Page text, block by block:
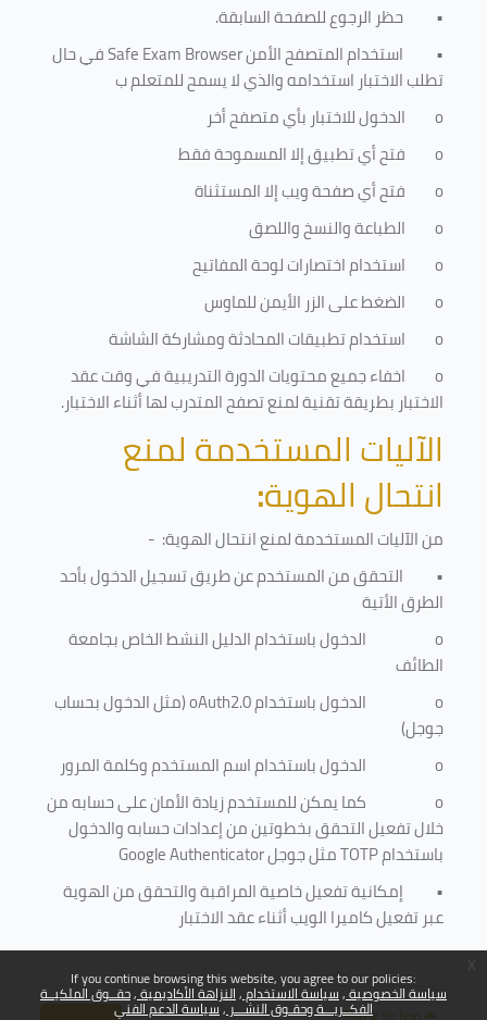
If you continue browsing this website, you agree to our policies:
سياسة الخصوصية سياسة الاستخدام النزاهة الأكاديمية حقــوق الملكيــة
الفكــريـــة وحقـوق النشـــر سياسة الدعم الفني
• حظر الرجوع للصفحة السابقة.
• استخدام المتصفح الأمنSafe Exam Browserفي حال
تطلب الاختبار استخدامه والذي لا يسمح للمتعلم ب
o
الدخول للاختبار بأي متصفح أخر
o
فتح أي تطبيق إلا المسموحة فقط
o
فتح أي صفحة ويب إلا المستثناة
o
الطباعة والنسخ واللصق
o
استخدام اختصارات لوحة المفاتيح
o
الضغط على الزر الأيمن للماوس
o
استخدام تطبيقات المحادثة ومشاركة الشاشة
o
اخفاء جميع محتويات الدورة التدريبية في وقت عقد
الاختبار بطريقة تقنية لمنع تصفح المتدرب لها أثناء الاختبار.
الآليات المستخدمة لمنع
انتحال الهوية:
من الآليات المستخدمة لمنعانتحال الهوية: -
• التحقق من المستخدم عن طريق تسجيل الدخول بأحد
الطرق الأتية
o
الدخول باستخدام الدليل النشط الخاص بجامعة
الطائف
o
الدخول باستخدامoAuth2.0(مثل الدخول بحساب
جوجل)
o
الدخول باستخدام اسم المستخدم وكلمة المرور
o
كما يمكن للمستخدم زيادة الأمان على حسابه من
خلال تفعيل التحقق بخطوتين من إعدادات حسابه والدخول
باستخدامTOTPمثل جوجلGoogle Authenticator
• إمكانية تفعيل خاصية المراقبة والتحقق من الهوية
عبر تفعيل كاميرا الويب أثناء عقد الاختبار